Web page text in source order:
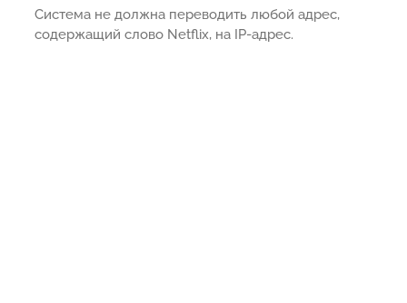
Система не должна переводить любой адрес,
содержащий слово Netflix, на IP-адрес.